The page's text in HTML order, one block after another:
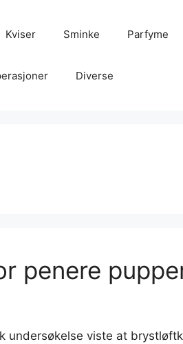
Kviser Sminke Parfyme
Diverse
penere
undersøkelse viste at